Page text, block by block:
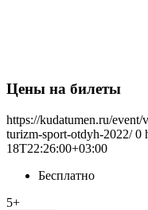
Цены на билеты
https://kudatumen.ru/
turizm-sport-otdyh-2022/ 0
18T22:26:00+03:00
Бесплатно
5+